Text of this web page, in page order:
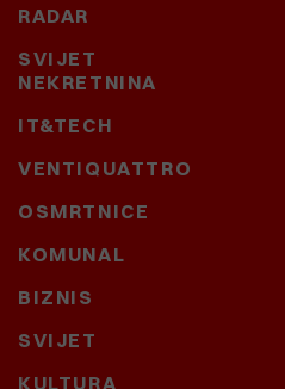
RADAR
SVIJET
NEKRETNINA
IT&TECH
VENTIQUATTRO
OSMRTNICE
KOMUNAL
BIZNIS
SVIJET
KULTURA